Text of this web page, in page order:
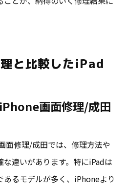
と比較したiPad
画面修理/成田
面修理/成田では、修理方法や
違いがあります。特にiPadは
あるモデルが多く、iPhoneより